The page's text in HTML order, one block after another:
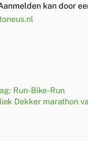
kan door
Run-Bike-Run
Dekker marathon